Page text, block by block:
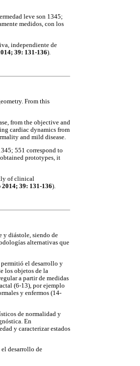
leve son 1345;
medidos, con los
independiente de
39: 131-136).
From this
from the objective and
cardiac dynamics from
and mild disease.
551 correspond to
prototypes, it
of clinical
39: 131-136).
y diástole, siendo de
alternativas que
permitió el desarrollo y
los objetos de la
a partir de medidas
(6-13), por ejemplo
y enfermos (14-
de normalidad y
En
y caracterizar estados
desarrollo de